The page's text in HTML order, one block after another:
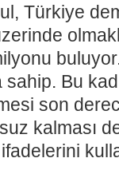
Türkiye
Bu
son
kalması
ifadelerini